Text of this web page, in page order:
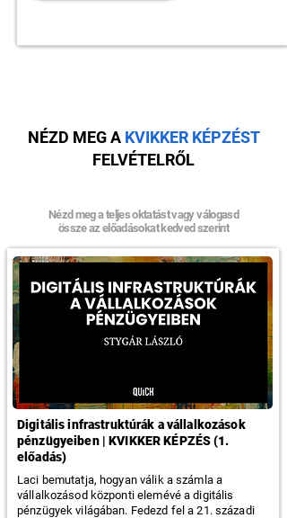
NÉZD MEG A KVIKKER KÉPZÉST
FELVÉTELRŐL
Nézd meg a teljes oktatást vagy válogasd
össze az előadásokat kedved szerint
Digitális infrastruktúrák a vállalkozások
pénzügyeiben | KVIKKER KÉPZÉS (1.
előadás)
Laci bemutatja, hogyan válik a számla a
vállalkozásod központi elemévé a digitális
pénzügyek világában. Fedezd fel a 21. századi